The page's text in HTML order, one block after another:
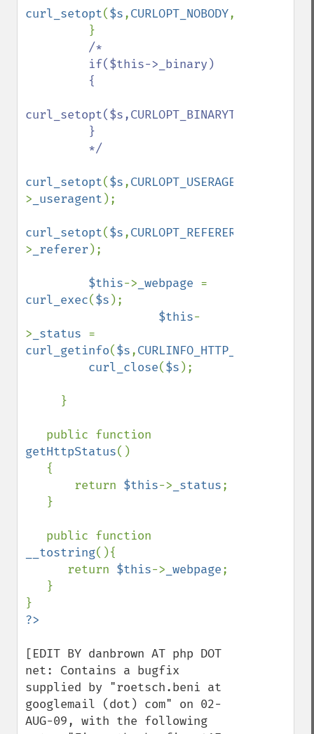
curl_setopt($s,CURLOPT_NOBODY,
/*
curl_setopt($s,CURLOPT_USERAGENT
> _useragent );
curl_setopt($s,CURLOPT_REFERER
> _referer );
$this-> _webpage
curl_exec($s );
$this-
> _status
curl_getinfo($s,CURLINFO_HTTP_CODE
curl_close($s );
getHttpStatus()
       return
$this-> _status;
__tostring(){
      return
$this-> _webpage;
[EDIT BY danbrown AT php DOT
net: Contains a bugfix
supplied by "roetsch.beni at
googlemail (dot) com" on 02-
AUG-09, with the following